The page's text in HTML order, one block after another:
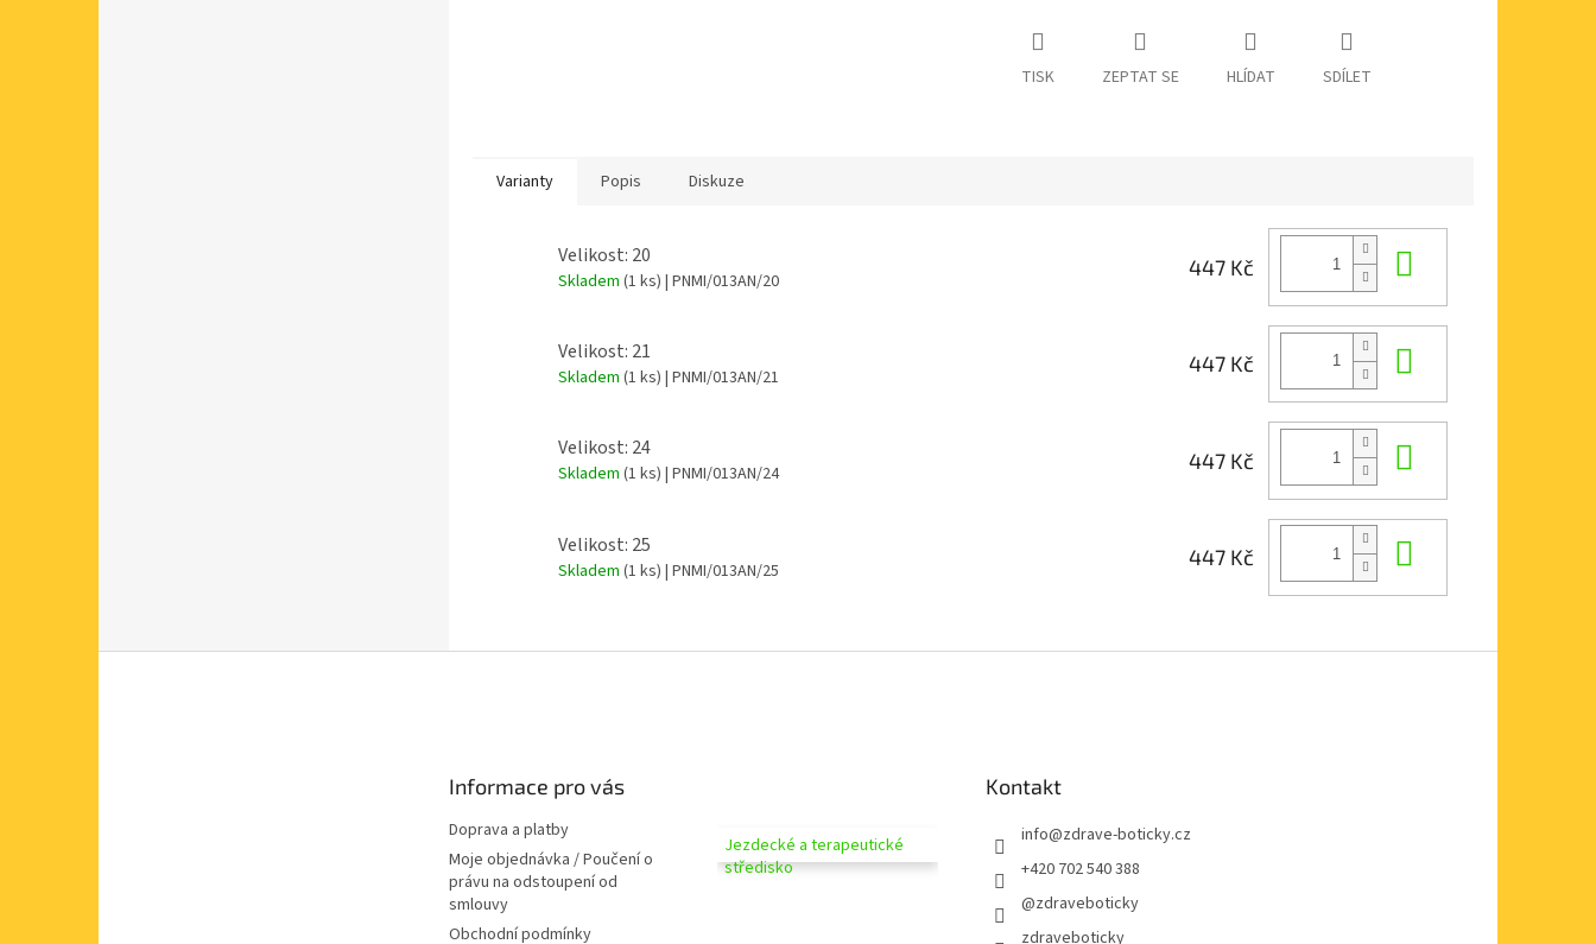
TISK ZEPTAT SE HLÍDAT SDÍLET
Varianty Popis Diskuze
Velikost: 20
Skladem (1 ks) | PNMI/013AN/20
447 Kč
Velikost: 21
Skladem (1 ks) | PNMI/013AN/21
447 Kč
Velikost: 24
Skladem (1 ks) | PNMI/013AN/24
447 Kč
Velikost: 25
Skladem (1 ks) | PNMI/013AN/25
447 Kč
Informace pro vás
Doprava a platby
Moje objednávka / Poučení o
právu na odstoupení od
smlouvy
Obchodní podmínky
Jezdecké a terapeutické
středisko
Kontakt
info@zdrave-boticky.cz
+420 702 540 388
@zdraveboticky
zdraveboticky